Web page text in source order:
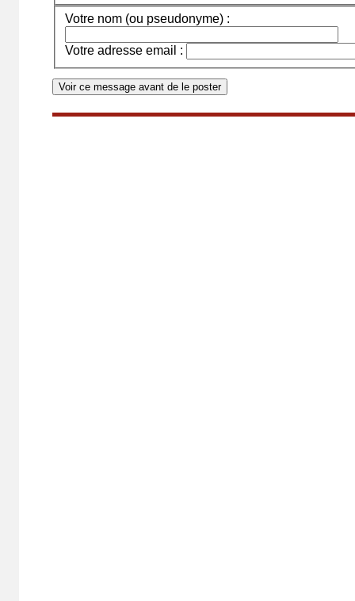
Votre nom (ou pseudonyme) :
Votre adresse email :